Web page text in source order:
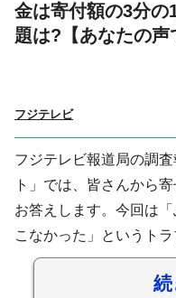
金は寄付額の3分
題は?【あなたの声
フジテレビ
フジテレビ報道局の調
ト」では、皆さんから
お答えします。今回は
こなかった」というト